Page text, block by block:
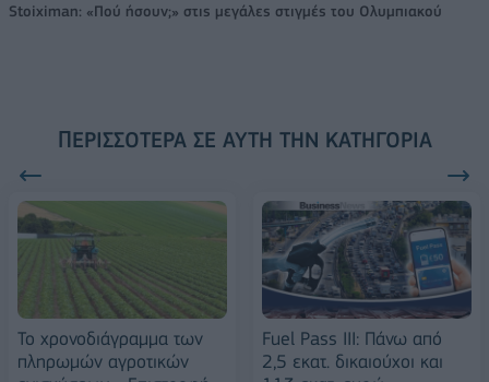
Stoiximan: «Πού ήσουν;» στις μεγάλες στιγμές του Ολυμπιακού
ΠΕΡΙΣΣΌΤΕΡΑ ΣΕ ΑΥΤΉ ΤΗΝ ΚΑΤΗΓΟΡΊΑ
Το χρονοδιάγραμμα των
πληρωμών αγροτικών
Fuel Pass III: Πάνω από
2,5 εκατ. δικαιούχοι και